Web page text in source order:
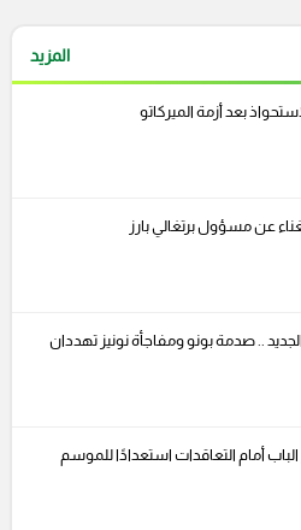
المزيد
بعد أزمة الميركاتو
عن مسؤول برتغالي بارز
.. صدمة بونو ومفاجأة نونيز تهددان
أمام التعاقدات استعدادًا للموسم